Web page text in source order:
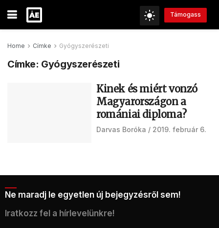
Támogass
Home Címke Gyógyszerészeti
Címke: Gyógyszerészeti
Kinek és miért vonzó
Magyarországon a
romániai diploma?
Darvas Boróka 2019. február 6.
Ne maradj le egyetlen új bejegyzésről sem!
Iratkozz fel a hírlevelünkre!